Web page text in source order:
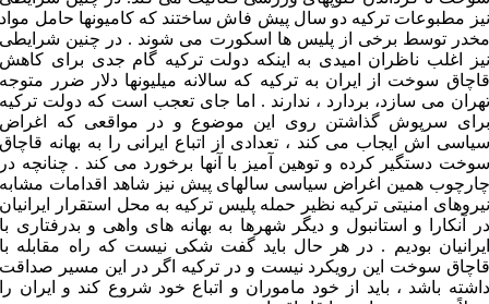
نیز مطبوعات ترکیه دو سال پیش فاش ساختند که کامیونها حامل مواد
مخدر توسط برخی از پلیس ها اسکورت می شوند . در چنین شرایطی
نیز اغلب ناظران امیدی به اینکه دولت ترکیه گام جدی برای کاهش
قاچاق سوخت از ایران به ترکیه که سالانه میلیونها دلار ضرر متوجه
تهران می سازد، بردارد ، ندارند . اما جای تعجب است که دولت ترکیه
برای سرپوش گذاشتن روی این موضوع و در مواقعی که اغراض
سیاسی اش ایجاب می کند ، تعدادی از اتباع ایرانی را به بهانه قاچاق
سوخت دستگیر کرده و توهین آمیز با آنها برخورد می کند . چنانچه در
چارچوب همین اغراض سیاسی سالهای پیش نیز شاهد اقدامات مشابه
نیروهای امنیتی ترکیه نظیر حمله پلیس ترکیه به محل استقرار ایرانیان
در آنکارا و استانبول و دیگر شهرها به بهانه های واهی و بدرفتاری با
ایرانیان بودیم . در هر حال باید گفت شکی نیست که راه مقابله با
قاچاق سوخت این رویکرد نیست و در ترکیه اگر در این مسیر صداقت
داشته باشد ، باید از خود ماموران و اتباع خود شروع کند و ایران را